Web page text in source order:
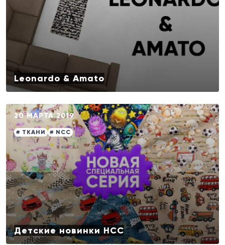
Leonardo & Amato
20 МАРТА 2019
# ТКАНИ # NCC
Детские новинки НСС